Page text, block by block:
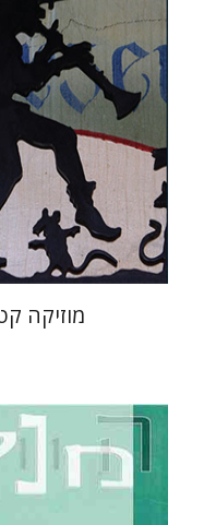
הנחת אתר ספר
$35
מוזיקה
אביבה גלי